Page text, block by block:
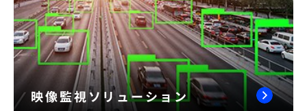
映像監視ソリューション